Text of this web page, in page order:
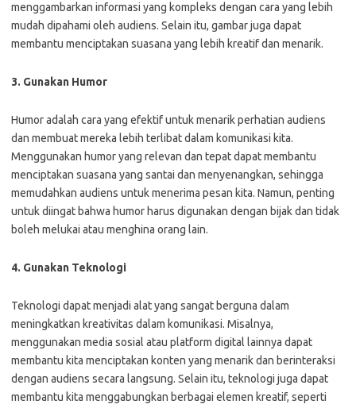
menggambarkan informasi yang kompleks dengan cara yang lebih
mudah dipahami oleh audiens. Selain itu, gambar juga dapat
membantu menciptakan suasana yang lebih kreatif dan menarik.
3. Gunakan Humor
Humor adalah cara yang efektif untuk menarik perhatian audiens
dan membuat mereka lebih terlibat dalam komunikasi kita.
Menggunakan humor yang relevan dan tepat dapat membantu
menciptakan suasana yang santai dan menyenangkan, sehingga
memudahkan audiens untuk menerima pesan kita. Namun, penting
untuk diingat bahwa humor harus digunakan dengan bijak dan tidak
boleh melukai atau menghina orang lain.
4. Gunakan Teknologi
Teknologi dapat menjadi alat yang sangat berguna dalam
meningkatkan kreativitas dalam komunikasi. Misalnya,
menggunakan media sosial atau platform digital lainnya dapat
membantu kita menciptakan konten yang menarik dan berinteraksi
dengan audiens secara langsung. Selain itu, teknologi juga dapat
membantu kita menggabungkan berbagai elemen kreatif, seperti